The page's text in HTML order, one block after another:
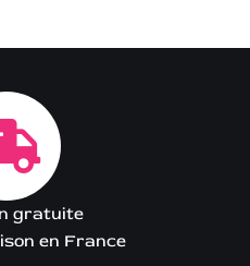
gratuite
en France